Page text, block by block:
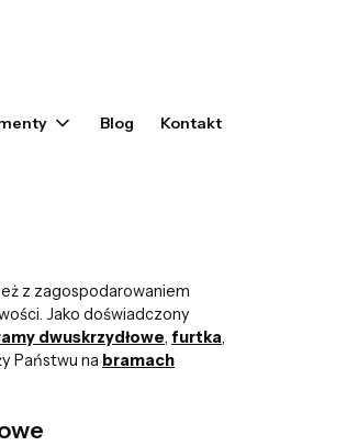
Blog Kontakt
z zagospodarowaniem
Jako doświadczony
dwuskrzydłowe, furtka,
Państwu na bramach